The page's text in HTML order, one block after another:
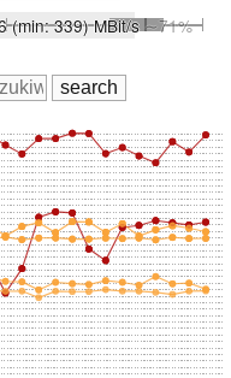
(min: 339)MBit/s∼71%